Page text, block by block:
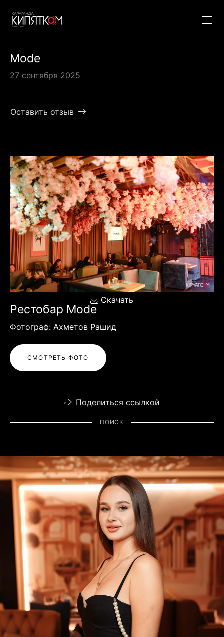
Mode
27 сентября 2025
Оставить отзыв
Скачать
Рестобар Mode
Фотограф: Ахметов Рашид
СМОТРЕТЬ ФОТО
Поделиться ссылкой
ПОИСК